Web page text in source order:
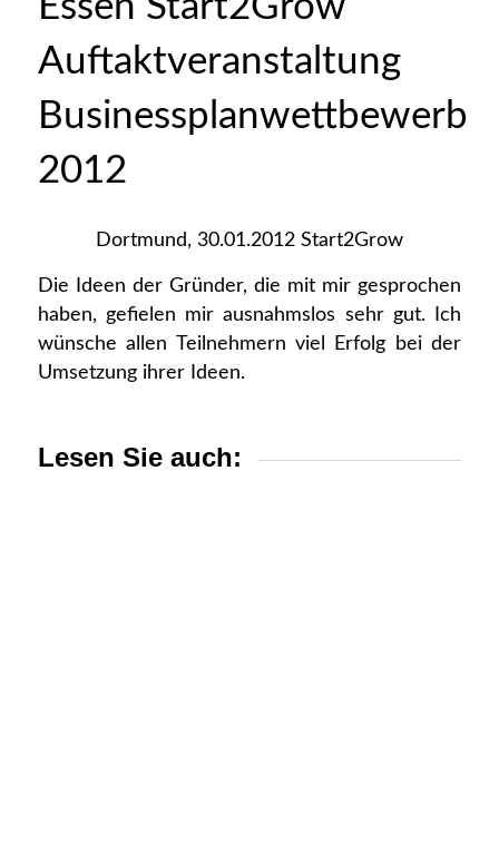
Dortmund, 30.01.2012 Start2Grow
Die Ideen der Gründer, die mit mir gesprochen
haben, gefielen mir ausnahmslos sehr gut. Ich
wünsche allen Teilnehmern viel Erfolg bei der
Umsetzung ihrer Ideen.
Lesen Sie auch: